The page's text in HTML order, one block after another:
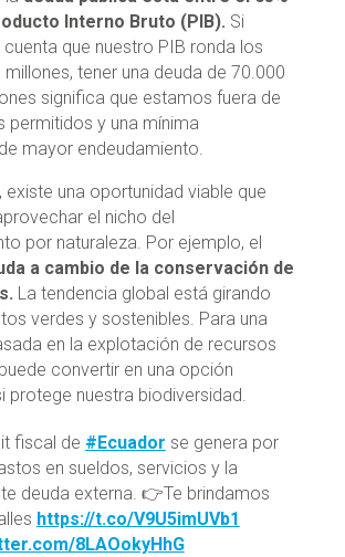
Interno Bruto (PIB). Si
que nuestro PIB ronda los
millones, tener una deuda de 70.000
significa que estamos fuera de
permitidos y una mínima
mayor endeudamiento.
existe una oportunidad viable que
el nicho del
por naturaleza. Por ejemplo, el
a cambio de la conservación de
La tendencia global está girando
verdes y sostenibles. Para una
en la explotación de recursos
convertir en una opción
protege nuestra biodiversidad.
fiscal de #Ecuador se genera por
en sueldos, servicios y la
deuda externa. 👉Te brindamos
https://t.co/V9U5imUVb1
8LAOokyHhG